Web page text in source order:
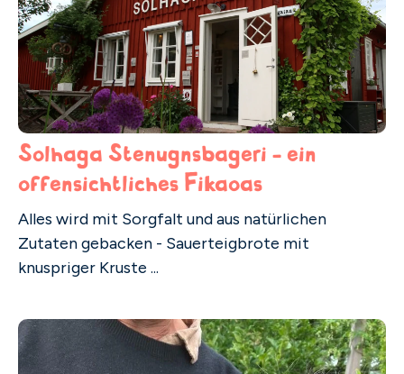
Solhaga Stenugnsbageri - ein
offensichtliches Fikaoas
Alles wird mit Sorgfalt und aus natürlichen
Zutaten gebacken - Sauerteigbrote mit
knuspriger Kruste ...